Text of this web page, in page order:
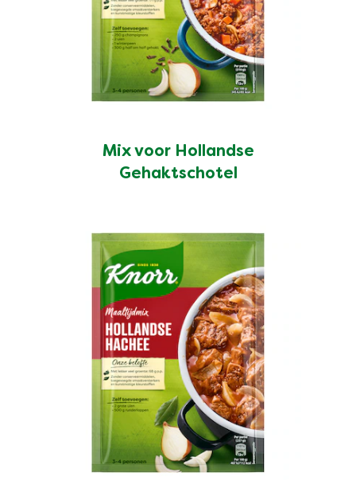
Mix voor Hollandse
Gehaktschotel